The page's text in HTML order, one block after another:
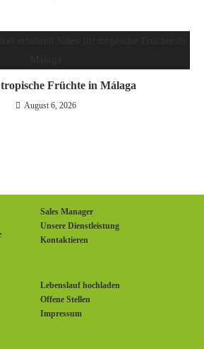
Früchte in Málaga
August 6, 2026
Sales Manager
Unsere Dienstleistung
Kontaktieren
Lebenslauf hochladen
Offene Stellen
Impressum